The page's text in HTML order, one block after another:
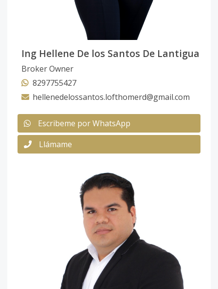
Ing Hellene De los Santos De Lantigua
Broker Owner
8297755427
hellenedelossantos.lofthomerd@gmail.com
Escribeme por WhatsApp
Llámame